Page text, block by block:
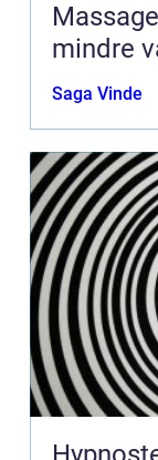
Massage
mindre
Saga Vinde